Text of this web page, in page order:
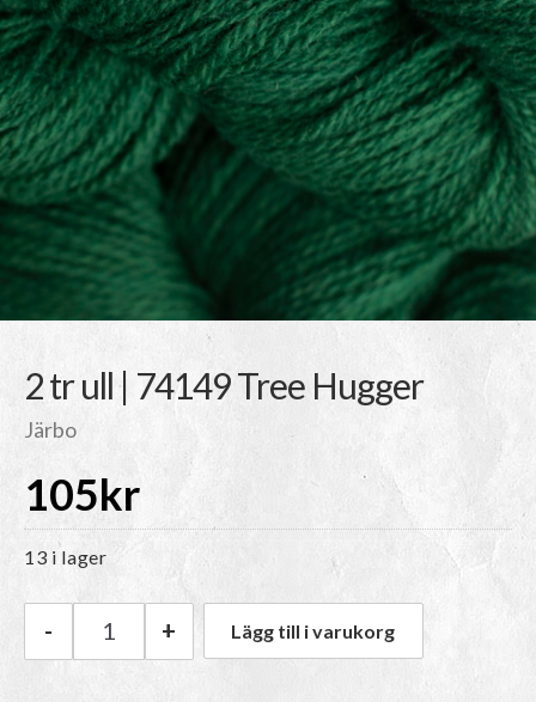
2 tr ull | 74149 Tree Hugger
Järbo
105kr
13 i lager
Järbo Järbo 2 tr ull | 74149 Tree Hugger mängd
- + Lägg till i varukorg